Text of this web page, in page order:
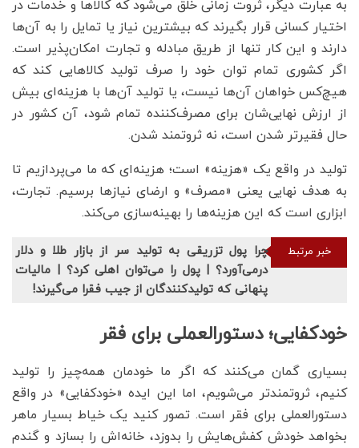
به عبارت دیگر، ثروت زمانی خلق می‌شود که کالاها و خدمات در
اختیار کسانی قرار بگیرند که بیشترین نیاز یا تمایل را به آن‌ها
دارند و این کار تنها از طریق مبادله و تجارت امکان‌پذیر است.
اگر کشوری تمام توان خود را صرف تولید کالاهایی کند که
هیچ‌کس خواهان آن‌ها نیست، یا تولید آن‌ها با هزینه‌ای بیش
از ارزش نهایی‌شان برای مصرف‌کننده تمام شود، آن کشور در
حال فقیرتر شدن است، نه ثروتمند شدن.
تولید در واقع یک «هزینه» است؛ هزینه‌ای که ما می‌پردازیم تا
به هدف نهایی یعنی «مصرف» و ارضای نیازها برسیم. تجارت،
ابزاری است که این هزینه‌ها را بهینه‌سازی می‌کند.
خبر مرتبط
چرا پول تزریقی به تولید سر از بازار طلا و دلار
درمی‌آورد؟ | پول را می‌توان اهلی کرد؟ | مالیات
پنهانی که تولیدکنندگان از جیب فقرا می‌گیرند!
خودکفایی؛ دستورالعملی برای فقر
بسیاری گمان می‌کنند که اگر ما خودمان همه‌چیز را تولید
کنیم، ثروتمندتر می‌شویم، اما این ایده «خودکفایی» در واقع
دستورالعملی برای فقر است. تصور کنید یک خیاط بسیار ماهر
بخواهد خودش کفش‌هایش را بدوزد، خانه‌اش را بسازد و گندم